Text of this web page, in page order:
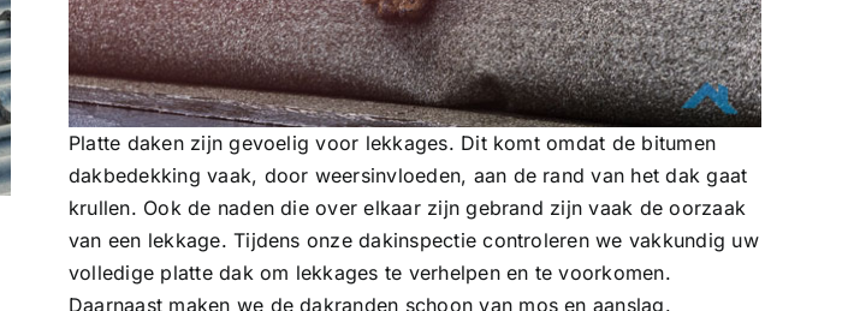
Platte daken zijn gevoelig voor lekkages. Dit komt omdat de bitumen
dakbedekking vaak, door weersinvloeden, aan de rand van het dak gaat
krullen. Ook de naden die over elkaar zijn gebrand zijn vaak de oorzaak
van een lekkage. Tijdens onze dakinspectie controleren we vakkundig uw
volledige platte dak om lekkages te verhelpen en te voorkomen.
Daarnaast maken we de dakranden schoon van mos en aanslag.